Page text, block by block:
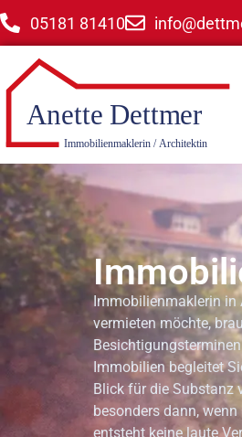
05181 81410
Immobilienmaklerin in
vermieten möchte,
Immobilien begleitet
Blick für die Substanz
besonders dann,
entsteht keine laute